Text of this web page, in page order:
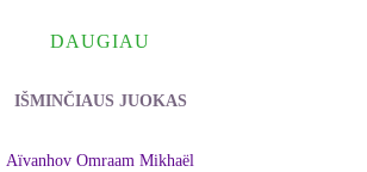
DAUGIAU
IŠMINČIAUS JUOKAS
Aïvanhov Omraam Mikhaël